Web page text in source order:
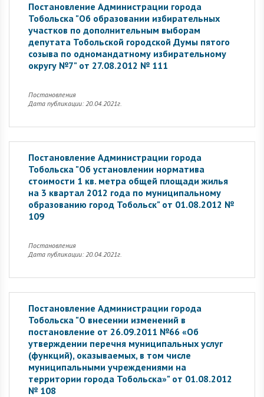
Постановление Администрации города
Тобольска "Об образовании избирательных
участков по дополнительным выборам
депутата Тобольской городской Думы пятого
созыва по одномандатному избирательному
округу №7" от 27.08.2012 № 111
Постановления
Дата публикации: 20.04.2021г.
Постановление Администрации города
Тобольска "Об установлении норматива
стоимости 1 кв. метра общей площади жилья
на 3 квартал 2012 года по муниципальному
образованию город Тобольск" от 01.08.2012 №
109
Постановления
Дата публикации: 20.04.2021г.
Постановление Администрации города
Тобольска "О внесении изменений в
постановление от 26.09.2011 №66 «Об
утверждении перечня муниципальных услуг
(функций), оказываемых, в том числе
муниципальными учреждениями на
территории города Тобольска»" от 01.08.2012
№ 108